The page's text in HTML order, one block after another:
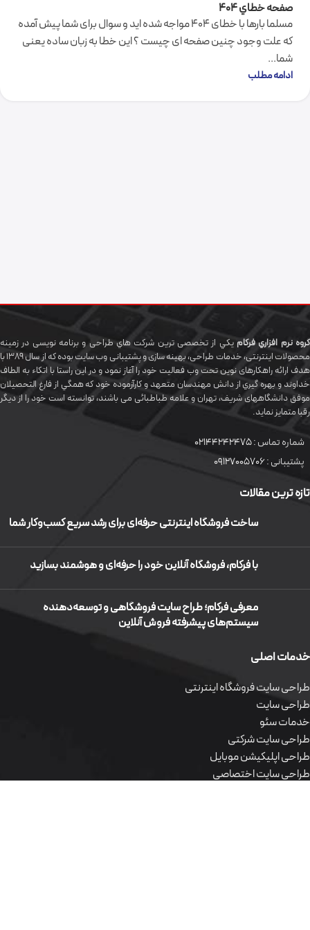
صفحه خطاي 404
مسلما بارها با خطای 404 مواجه شده اید و سوال برای شما پیش آمده
که علت وجود چنین صفحه ای چیست ؟ این خطا به زبان ساده یعنی
شما...
ادامه مطلب
گروه نرم افزاري فرکاميکي از تخصصی ترين شرکت هاي طراحی و برنامه نویسی در زمینه
محصولات اینترنتی، خدمات طراحی، بهینه سازی و پشتیبانی وب سایت بوده که از سال 1389 با
هدف ارائه راهکارهای نوین تحت وب فعالیت خود را آغاز نمود و در این راستا با اتکاء به الطاف
خداوند و بهره گيري از دانش مهندسان متعهد و کارآزموده خود که همگي از فارغ التحصیلان
موفق دانشگاههای شريف، تهران و علامه طباطبائی می باشند، توانسته است خود را از دیگر
رقبا متمایز نماید.
شماره تماس :02144242475
پشتیبانی :09127005706
تازه ترین مقالات
ساخت فروشگاه اینترنتی حرفه‌ای برای رشد سریع کسب‌وکار شما
با فرکام، فروشگاه آنلاین خود را حرفه‌ای و هوشمند بسازید
معرفی فرکام؛ طراح سایت فروشگاهی و توسعه‌دهنده
سیستم‌های پیشرفته فروش آنلاین
خدمات اصلی
طراحی سایت فروشگاه اینترنتی
طراحی سایت
خدمات سئو
طراحی سایت شرکتی
طراحی اپلیکیشن موبایل
طراحی سایت اختصاصی